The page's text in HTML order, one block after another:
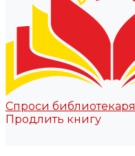
Спроси библиотекаря
Продлить книгу